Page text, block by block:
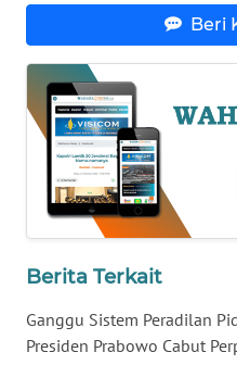
Beri
Berita Terkait
Ganggu Sistem Peradilan
Presiden Prabowo Cabut
WN
SUMSEL
WN
BENGKULU
JATENG